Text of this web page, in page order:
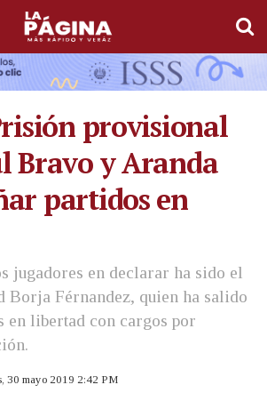
provisional
Bravo y Aranda
partidos en
jugadores en declarar ha sido el
Borja Férnandez, quien ha salido
en libertad con cargos por
30 mayo 2019 2:42 PM